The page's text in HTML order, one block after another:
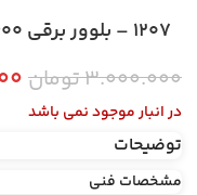
1207 – بلوور برقی 600 وات دیمردار
۳.۰۰۰.۰۰۰تومان
در انبار موجود نمی باشد
توضیحات
مشخصات فنی